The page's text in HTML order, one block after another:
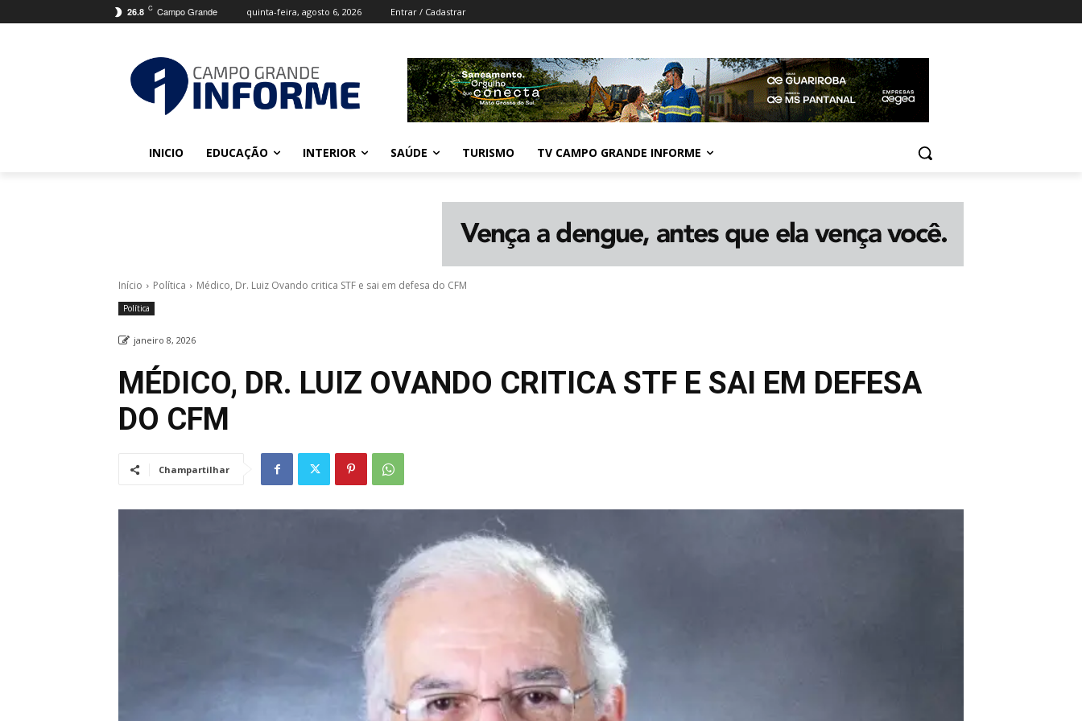
26.8 C Campo Grande quinta-feira, agosto 6, 2026 Entrar / Cadastrar
INICIO EDUCAÇÃO INTERIOR SAÚDE TURISMO TV CAMPO GRANDE INFORME
Início Política Médico, Dr. Luiz Ovando critica STF e sai em defesa do CFM
Política
janeiro 8, 2026
MÉDICO, DR. LUIZ OVANDO CRITICA STF E SAI EM DEFESA
DO CFM
Champartilhar